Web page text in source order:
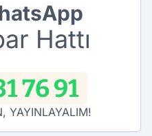
Hattı
76 91
YAYINLAYALIM!